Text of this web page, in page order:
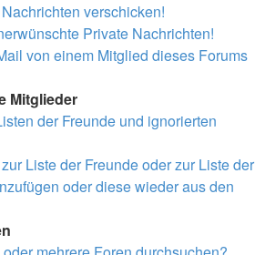
verschicken!
Private Nachrichten!
von einem Mitglied dieses Forums
Mitglieder
der Freunde und ignorierten
Liste der Freunde oder zur Liste der
oder diese wieder aus den